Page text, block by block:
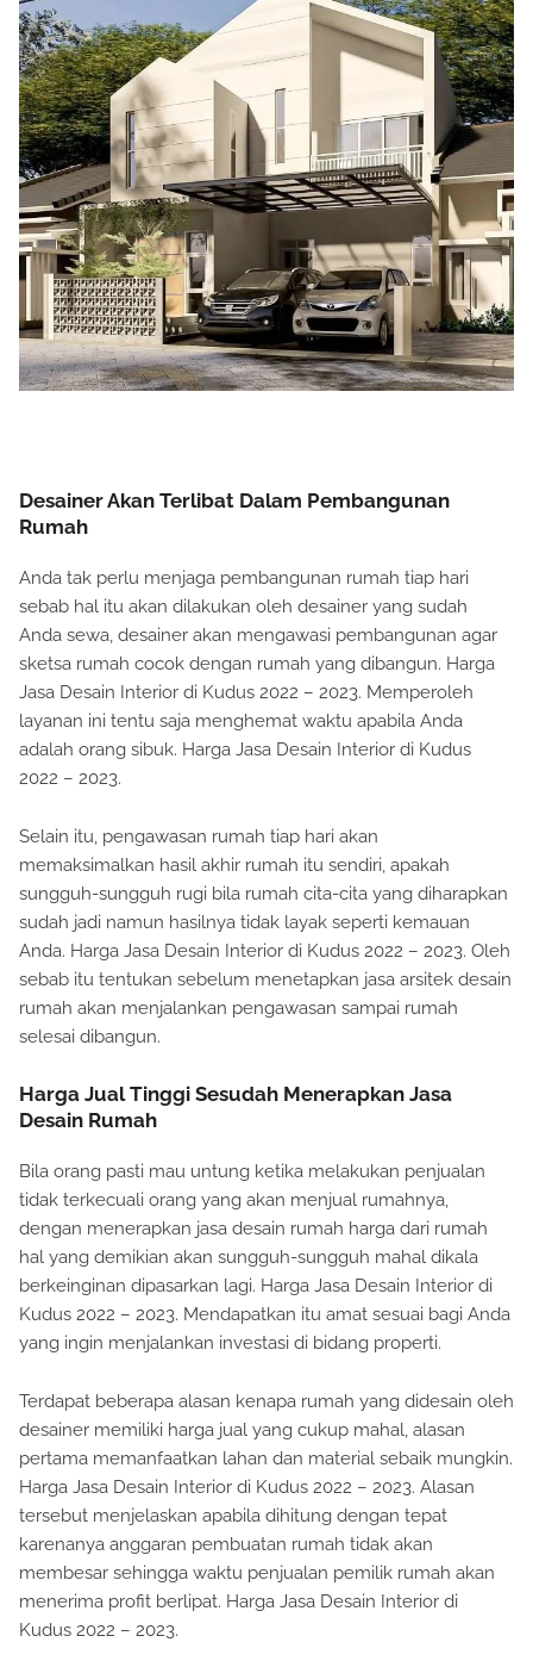
Desainer Akan Terlibat Dalam Pembangunan
Rumah
Anda tak perlu menjaga pembangunan rumah tiap hari
sebab hal itu akan dilakukan oleh desainer yang sudah
Anda sewa, desainer akan mengawasi pembangunan agar
sketsa rumah cocok dengan rumah yang dibangun. Harga
Jasa Desain Interior di Kudus 2022 – 2023. Memperoleh
layanan ini tentu saja menghemat waktu apabila Anda
adalah orang sibuk. Harga Jasa Desain Interior di Kudus
2022 – 2023.
Selain itu, pengawasan rumah tiap hari akan
memaksimalkan hasil akhir rumah itu sendiri, apakah
sungguh-sungguh rugi bila rumah cita-cita yang diharapkan
sudah jadi namun hasilnya tidak layak seperti kemauan
Anda. Harga Jasa Desain Interior di Kudus 2022 – 2023. Oleh
sebab itu tentukan sebelum menetapkan jasa arsitek desain
rumah akan menjalankan pengawasan sampai rumah
selesai dibangun.
Harga Jual Tinggi Sesudah Menerapkan Jasa
Desain Rumah
Bila orang pasti mau untung ketika melakukan penjualan
tidak terkecuali orang yang akan menjual rumahnya,
dengan menerapkan jasa desain rumah harga dari rumah
hal yang demikian akan sungguh-sungguh mahal dikala
berkeinginan dipasarkan lagi. Harga Jasa Desain Interior di
Kudus 2022 – 2023. Mendapatkan itu amat sesuai bagi Anda
yang ingin menjalankan investasi di bidang properti.
Terdapat beberapa alasan kenapa rumah yang didesain oleh
desainer memiliki harga jual yang cukup mahal, alasan
pertama memanfaatkan lahan dan material sebaik mungkin.
Harga Jasa Desain Interior di Kudus 2022 – 2023. Alasan
tersebut menjelaskan apabila dihitung dengan tepat
karenanya anggaran pembuatan rumah tidak akan
membesar sehingga waktu penjualan pemilik rumah akan
menerima profit berlipat. Harga Jasa Desain Interior di
Kudus 2022 – 2023.